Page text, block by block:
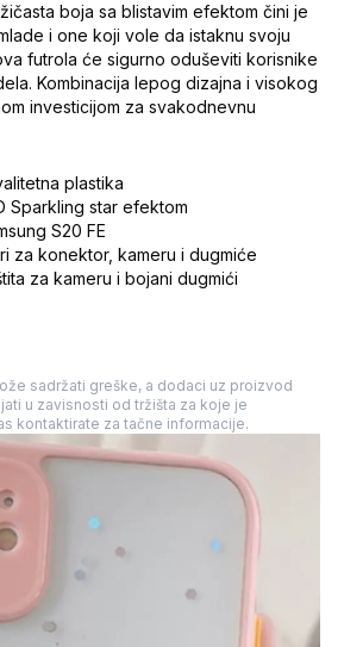
boja sa blistavim efektom čini je
i one koji vole da istaknu svoju
futrola će sigurno oduševiti korisnike
Kombinacija lepog dizajna i visokog
investicijom za svakodnevnu
plastika
Sparkling star efektom
S20 FE
za konektor, kameru i dugmiće
za kameru i bojani dugmići
sadržati greške, a dodaci uz proizvod
u zavisnosti od tržišta za koje je
kontaktirate za tačne informacije.